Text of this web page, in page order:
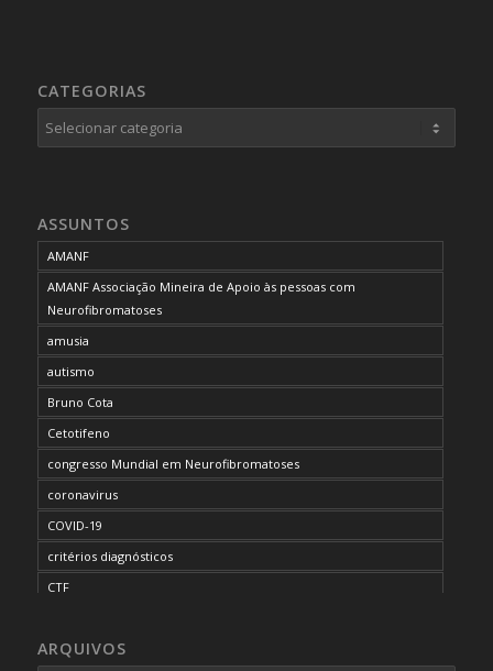
CATEGORIAS
Categorias
ASSUNTOS
AMANF
AMANF Associação Mineira de Apoio às pessoas com
Neurofibromatoses
amusia
autismo
Bruno Cota
Cetotifeno
congresso Mundial em Neurofibromatoses
coronavirus
COVID-19
critérios diagnósticos
CTF
desordem do processamento auditivo
ARQUIVOS